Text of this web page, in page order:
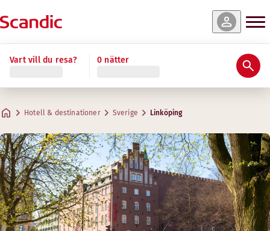
Vart vill du resa? 0 nätter
Hotell & destinationer Sverige Linköping